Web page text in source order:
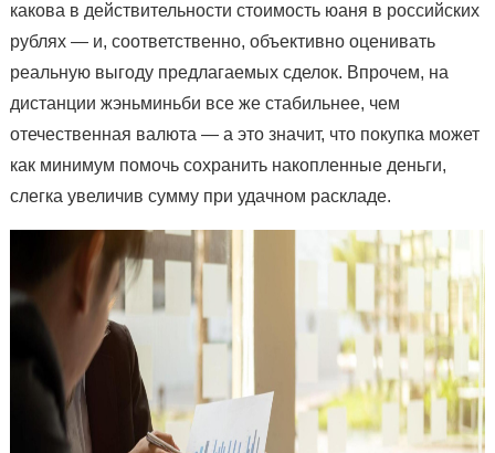
какова в действительности стоимость юаня в российских
рублях — и, соответственно, объективно оценивать
реальную выгоду предлагаемых сделок. Впрочем, на
дистанции жэньминьби все же стабильнее, чем
отечественная валюта — а это значит, что покупка может
как минимум помочь сохранить накопленные деньги,
слегка увеличив сумму при удачном раскладе.